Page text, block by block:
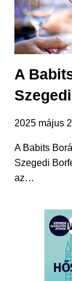
A
2025 május
A Babits
Szegedi
az…